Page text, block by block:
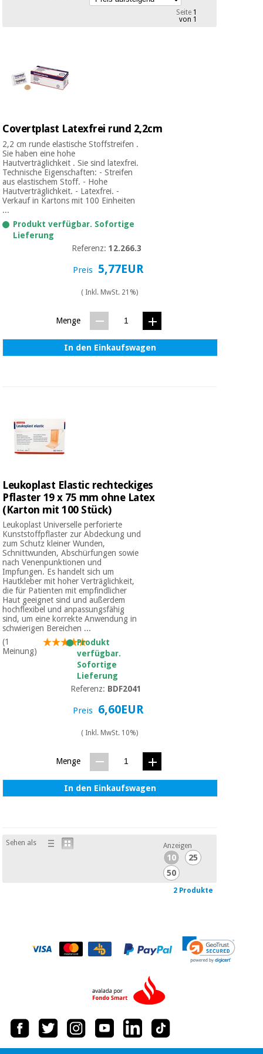
Outlet
Fisaude
Tech
Academy
möbel
Essentielles
schutzmaterial
für
coronaviren
Aerobic,
fitness
und
pilates
Sanitärkleiderschränke
Veterinärmedizin
(ausverkauf)
Angebote
Outlet
Fisaude
Tech
Academy
chinesische
medizin
möbel
Therapeutische
schränke
Essentielles
schutzmaterial
Sanitärkleiderschränke
Orthopädie
Chirurgische
instrumente
(ausverkauf)
Seite1
von 1
Covertplast Latexfrei rund 2,2cm
2,2 cm runde elastische Stoffstreifen .
Sie haben eine hohe
Hautverträglichkeit . Sie sind latexfrei.
Technische Eigenschaften: - Streifen
aus elastischem Stoff. - Hohe
Hautverträglichkeit. - Latexfrei. -
Verkauf in Kartons mit 100 Einheiten
...
Produkt verfügbar. Sofortige
Lieferung
Referenz:12.266.3
Preis 5,77EUR
( Inkl. MwSt. 21%)
Menge
In den Einkaufswagen
Leukoplast Elastic rechteckiges
Pflaster 19 x 75 mm ohne Latex
(Karton mit 100 Stück)
Leukoplast Universelle perforierte
Kunststoffpflaster zur Abdeckung und
zum Schutz kleiner Wunden,
Schnittwunden, Abschürfungen sowie
nach Venenpunktionen und
Impfungen. Es handelt sich um
Hautkleber mit hoher Verträglichkeit,
die für Patienten mit empfindlicher
Haut geeignet sind und außerdem
hochflexibel und anpassungsfähig
sind, um eine korrekte Anwendung in
schwierigen Bereichen ...
(1
Meinung)
Produkt
verfügbar.
Sofortige
Lieferung
Referenz: BDF2041
Preis 6,60EUR
( Inkl. MwSt. 10%)
Menge
In den Einkaufswagen
Sehen als Anzeigen
10
25
50
2 Produkte